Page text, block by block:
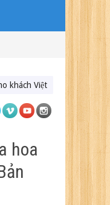
lịch Maldives – Lần đầu nên
hoa